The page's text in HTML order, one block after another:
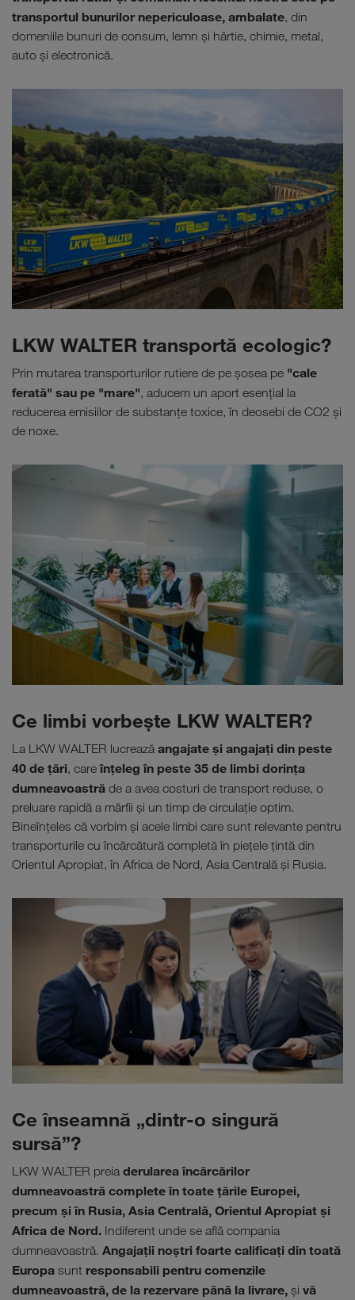
transportul bunurilor nepericuloase, ambalate, din
domeniile bunuri de consum, lemn şi hârtie, chimie, metal,
auto şi electronică.
LKW WALTER transportă ecologic?
Prin mutarea transporturilor rutiere de pe şosea pe "cale
ferată" sau pe "mare", aducem un aport esenţial la
reducerea emisiilor de substanţe toxice, în deosebi de CO2 şi
de noxe.
Ce limbi vorbeşte LKW WALTER?
La LKW WALTER lucrează angajate şi angajaţi din peste
40 de țări, careînţeleg în peste 35 de limbi dorinţa
dumneavoastră de a avea costuri de transport reduse, o
preluare rapidă a mărfii şi un timp de circulaţie optim.
Bineînţeles că vorbim şi acele limbi care sunt relevante pentru
transporturile cu încărcătură completă în pieţele ţintă din
Orientul Apropiat, în Africa de Nord, Asia Centrală şi Rusia.
Ce înseamnă „dintr‑o singură
sursă”?
LKW WALTER preia derularea încărcărilor
dumneavoastră complete în toate ţările Europei,
precum şi în Rusia, Asia Centrală, Orientul Apropiat şi
Africa de Nord. Indiferent unde se află compania
dumneavoastră. Angajaţii noştri foarte calificaţi din toată
Europa sunt responsabili pentru comenzile
dumneavoastră, de la rezervare până la livrare, şi vă